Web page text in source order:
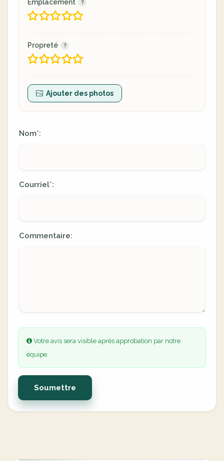
Emplacement
Propreté
Ajouter des photos
Nom*:
Courriel*:
Commentaire:
Votre avis sera visible après approbation par notre
équipe.
Soumettre